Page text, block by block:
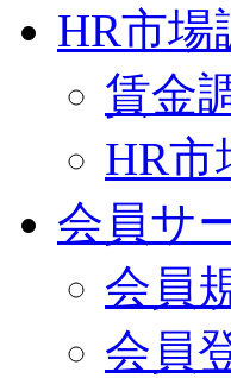
HR市場
賃金
HR
会員サ
会員
会員